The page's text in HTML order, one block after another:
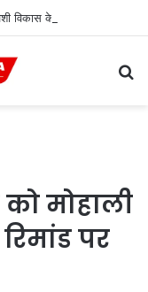
मोहाली
पर